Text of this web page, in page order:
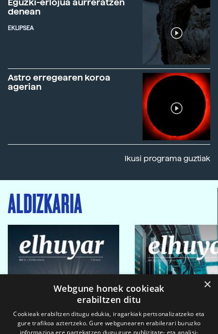
denean
EKLIPSEA
Astro erregearen koroa
agerian
Ikusi programa guztiak
ALDIZKARIA
×
Webgune honek cookieak
erabiltzen ditu
Cookieak erabiltzen ditugu edukia, iragarkiak pertsonalizatzeko eta
gure trafikoa aztertzeko. Gure webgunearen erabilerari buruzko
informazioa ere partekatzen dugu gure publizitate- eta analisi-